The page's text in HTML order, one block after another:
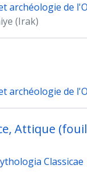
archéologie de
(Irak)
archéologie de
Attique
Classicae